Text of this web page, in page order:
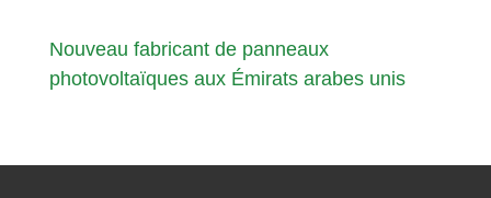
Nouveau fabricant de panneaux
photovoltaïques aux Émirats arabes unis